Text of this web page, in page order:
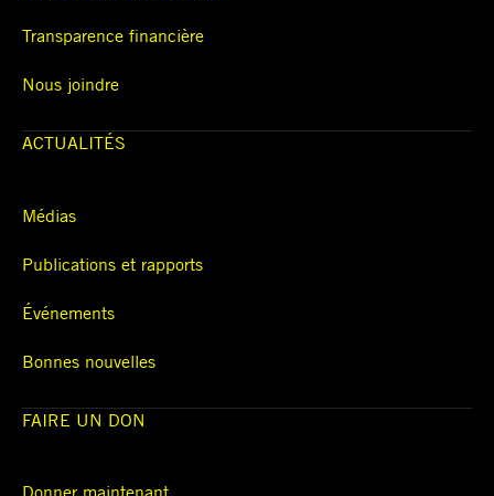
Transparence financière
Nous joindre
ACTUALITÉS
Médias
Publications et rapports
Événements
Bonnes nouvelles
FAIRE UN DON
Donner maintenant